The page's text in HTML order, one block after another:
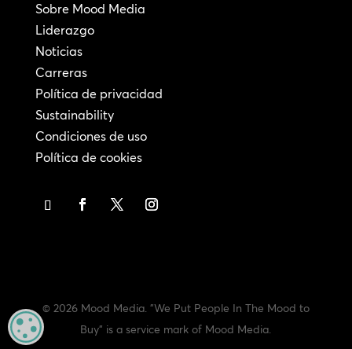
Sobre Mood Media
Liderazgo
Noticias
Carreras
Política de privacidad
Sustainability
Condiciones de uso
Política de cookies
© 2026 Mood Media. "We Put People In The Mood to
Buy" is a service mark of Mood Media.
MANAGE PRIVACY